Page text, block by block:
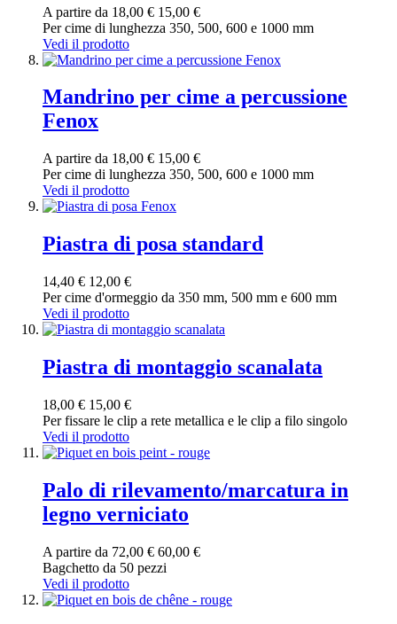
A partire da 18,00 € 15,00 €
Per cime di lunghezza 350, 500, 600 e 1000 mm
Vedi il prodotto
Mandrino per cime a percussione
Fenox
A partire da 18,00 € 15,00 €
Per cime di lunghezza 350, 500, 600 e 1000 mm
Vedi il prodotto
Piastra di posa standard
14,40 € 12,00 €
Per cime d'ormeggio da 350 mm, 500 mm e 600 mm
Vedi il prodotto
Piastra di montaggio scanalata
18,00 € 15,00 €
Per fissare le clip a rete metallica e le clip a filo singolo
Vedi il prodotto
Palo di rilevamento/marcatura in
legno verniciato
A partire da 72,00 € 60,00 €
Bagchetto da 50 pezzi
Vedi il prodotto